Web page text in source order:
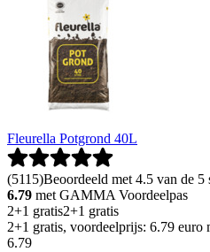
Fleurella Potgrond 40L
(5115)Beoordeeld met 4.5 van de
6.79 met GAMMA Voordeelpas
2+1 gratis2+1 gratis
2+1 gratis, voordeelprijs: 6.79
6.79